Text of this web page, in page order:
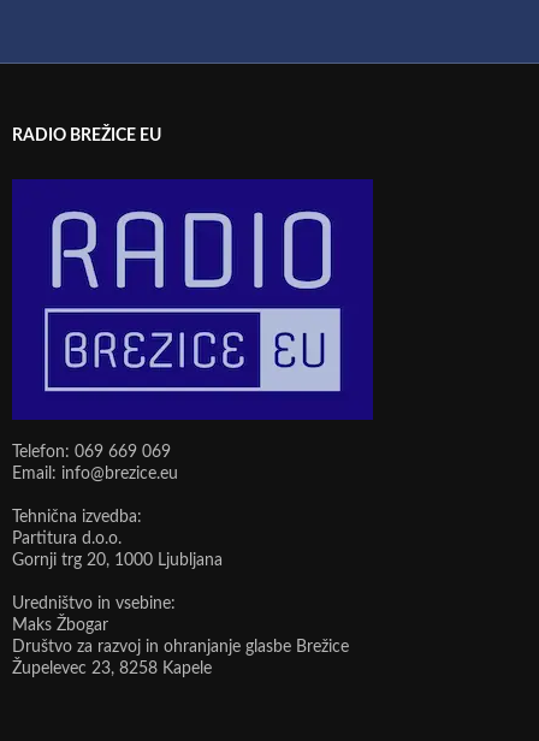
RADIO BREŽICE EU
Telefon: 069 669 069
Email: info@brezice.eu
Tehnična izvedba:
Partitura d.o.o.
Gornji trg 20, 1000 Ljubljana
Uredništvo in vsebine:
Maks Žbogar
Društvo za razvoj in ohranjanje glasbe Brežice
Župelevec 23, 8258 Kapele